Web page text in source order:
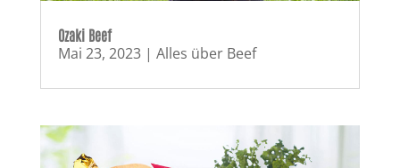
Ozaki Beef
Mai 23, 2023| Alles über Beef